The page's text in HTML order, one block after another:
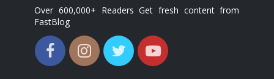
Over 600,000+ Readers Get fresh content from
FastBlog